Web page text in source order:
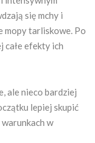
się mchy i
mopy tarliskowe. Po
całe efekty ich
ale nieco bardziej
lepiej skupić
w